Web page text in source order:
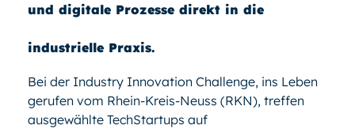
und digitale Prozesse direkt in die
industrielle Praxis.
Bei der Industry Innovation Challenge, ins Leben
gerufen vom Rhein-Kreis-Neuss (RKN), treffen
ausgewählte TechStartups auf